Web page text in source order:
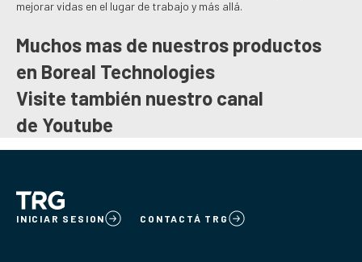
mejorar vidas en el lugar de trabajo y más allá.
Muchos mas de nuestros productos
en Boreal Technologies
Visite también nuestro canal
de Youtube
INICIAR SESION CONTACTÁ TRG